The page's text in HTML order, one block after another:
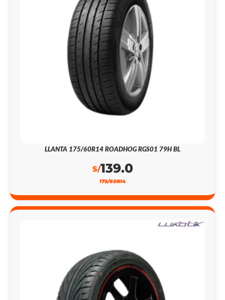
LLANTA 175/60R14 ROADHOG RGS01 79H BL